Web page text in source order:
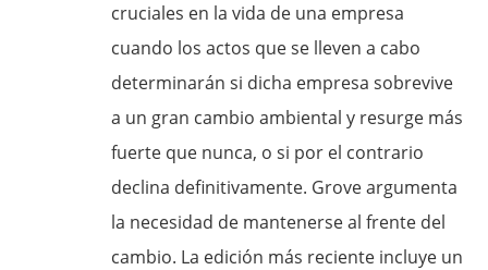
cruciales en la vida de una empresa
cuando los actos que se lleven a cabo
determinarán si dicha empresa sobrevive
a un gran cambio ambiental y resurge más
fuerte que nunca, o si por el contrario
declina definitivamente. Grove argumenta
la necesidad de mantenerse al frente del
cambio. La edición más reciente incluye un